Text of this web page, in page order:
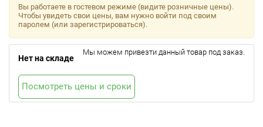
Вы работаете в гостевом режиме (видите розничные цены).
Чтобы увидеть свои цены, вам нужно войти под своим
паролем (или зарегистрироваться).
Нет на складе
Мы можем привезти данный товар под заказ.
Посмотреть цены и сроки